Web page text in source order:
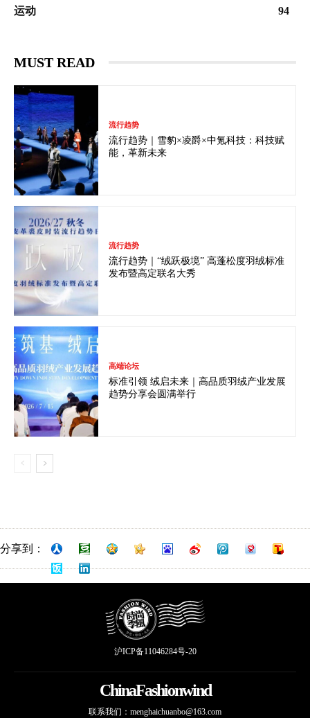
运动
94
MUST READ
流行趋势
流行趋势｜雪豹×凌爵×中氪科技：科技赋
能，革新未来
流行趋势
流行趋势｜“绒跃极境” 高蓬松度羽绒标准
发布暨高定联名大秀
高端论坛
标准引领 绒启未来｜高品质羽绒产业发展
趋势分享会圆满举行
分享到：
沪ICP备11046284号-20
ChinaFashionwind
联系我们： menghaichuanbo@163.com